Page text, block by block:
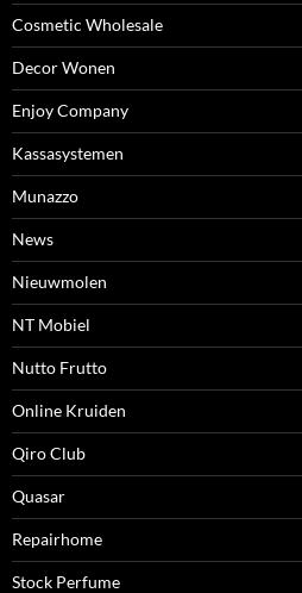
Cosmetic Wholesale
Decor Wonen
Enjoy Company
Kassasystemen
Munazzo
News
Nieuwmolen
NT Mobiel
Nutto Frutto
Online Kruiden
Qiro Club
Quasar
Repairhome
Stock Perfume